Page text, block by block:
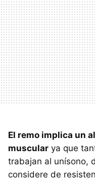
El remo implica un
muscular ya que
trabajan al unísono,
considere de